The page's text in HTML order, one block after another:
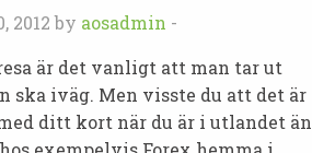
2012 by aosadmin -
är det vanligt att man tar ut
ska iväg. Men visste du att det är
ditt kort när du är i utlandet än